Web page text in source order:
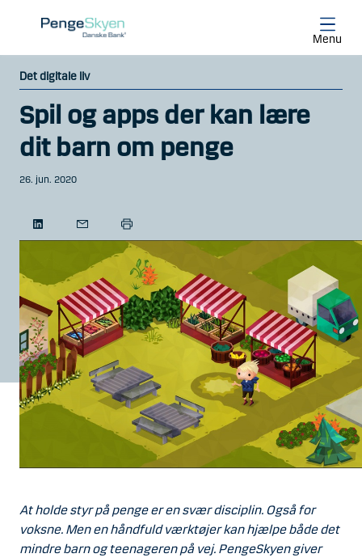
Menu
Det digitale liv
Spil og apps der kan lære
dit barn om penge
26. jun. 2020
At holde styr på penge er en svær disciplin. Også for
voksne. Men en håndfuld værktøjer kan hjælpe både det
mindre barn og teenageren på vej. PengeSkyen giver